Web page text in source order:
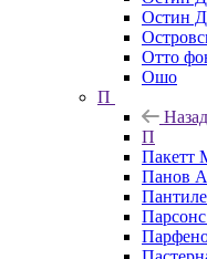
Остин
Отто
Ошо
П
Назад
П
Пакетт
Панов